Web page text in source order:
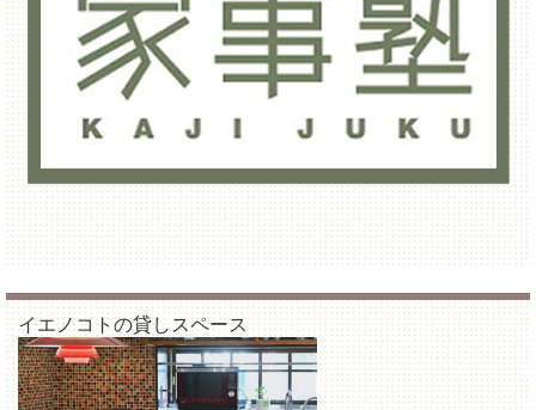
イエノコトの貸しスペース